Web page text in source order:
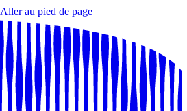
Aller au pied de page